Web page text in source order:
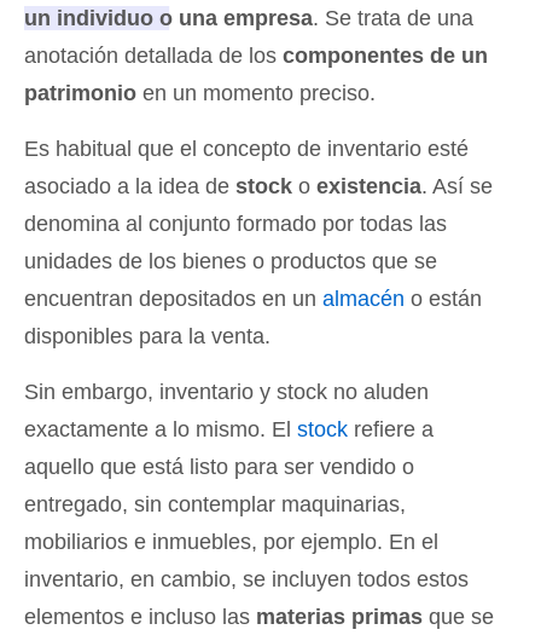
un individuo o una empresa. Se trata de una
anotación detallada de los componentes de un
patrimonio en un momento preciso.
Es habitual que el concepto de inventario esté
asociado a la idea de stock o existencia. Así se
denomina al conjunto formado por todas las
unidades de los bienes o productos que se
encuentran depositados en un almacén o están
disponibles para la venta.
Sin embargo, inventario y stock no aluden
exactamente a lo mismo. El stock refiere a
aquello que está listo para ser vendido o
entregado, sin contemplar maquinarias,
mobiliarios e inmuebles, por ejemplo. En el
inventario, en cambio, se incluyen todos estos
elementos e incluso las materias primas que se